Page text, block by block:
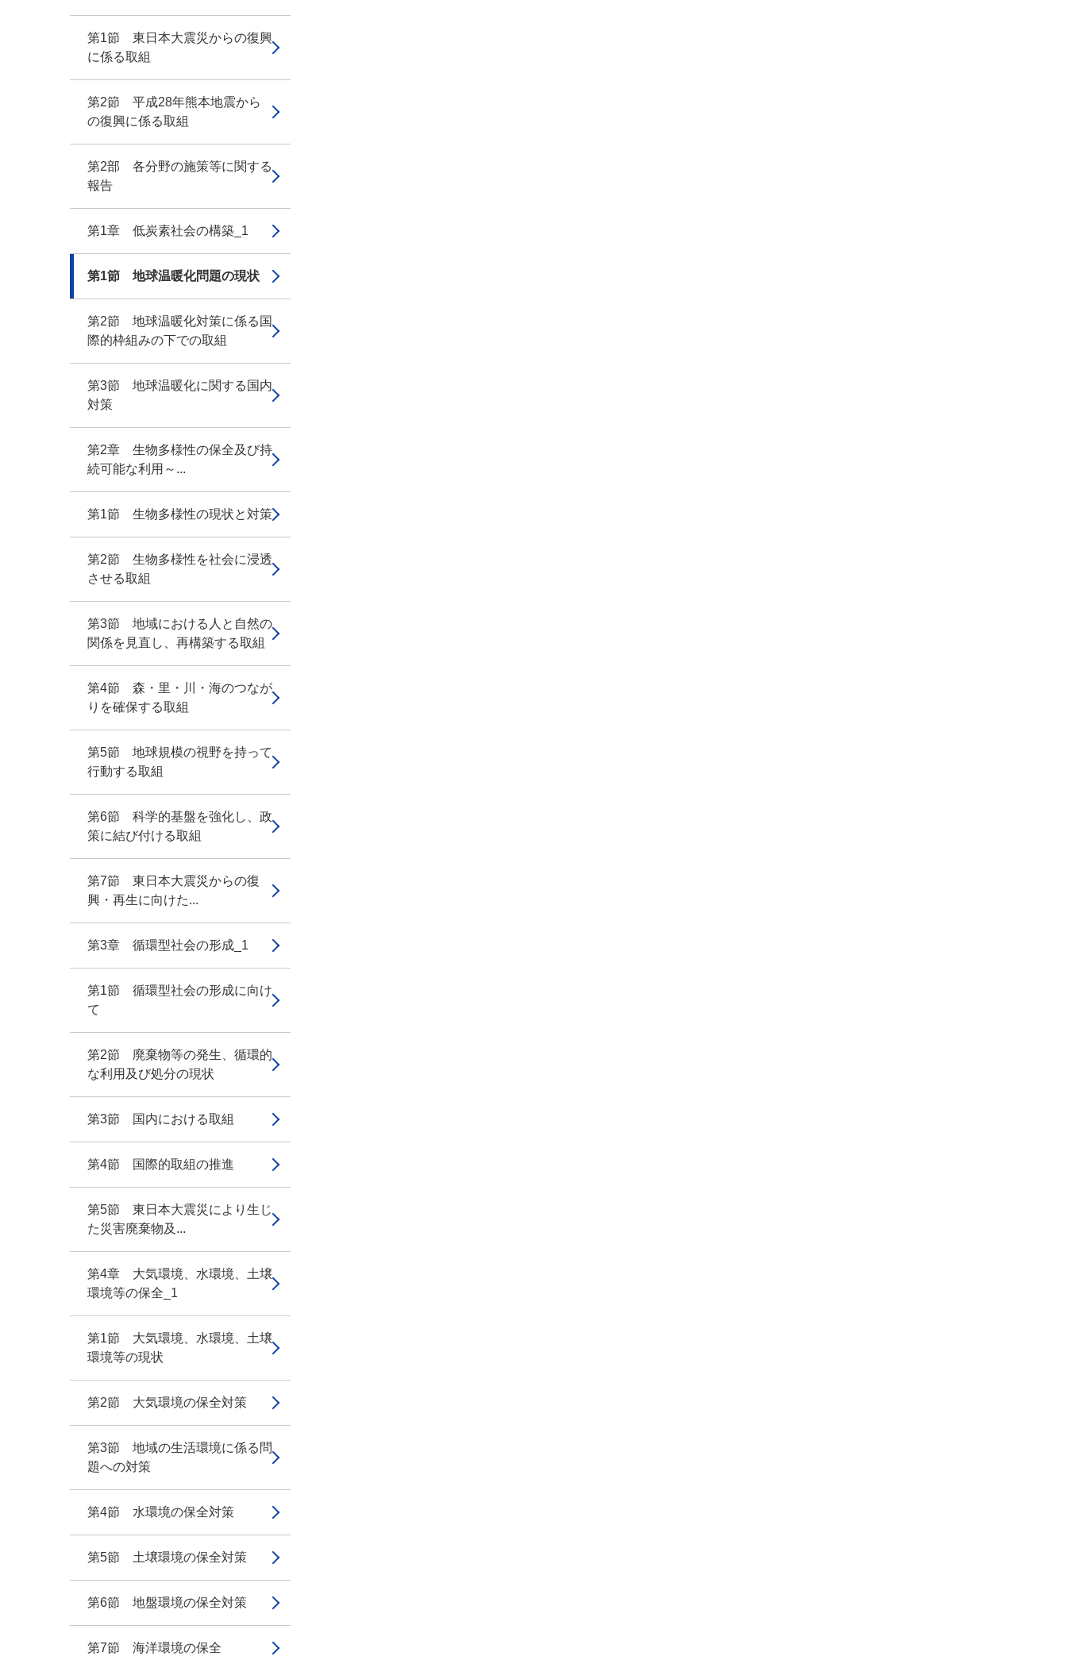
第1節 東日本大震災からの復興
に係る取組
第2節 平成28年熊本地震から
の復興に係る取組
第2部 各分野の施策等に関する
報告
第1章 低炭素社会の構築_1
第1節 地球温暖化問題の現状
第2節 地球温暖化対策に係る国
際的枠組みの下での取組
第3節 地球温暖化に関する国内
対策
第2章 生物多様性の保全及び持
続可能な利用～...
第1節 生物多様性の現状と対策
第2節 生物多様性を社会に浸透
させる取組
第3節 地域における人と自然の
関係を見直し、再構築する取組
第4節 森・里・川・海のつなが
りを確保する取組
第5節 地球規模の視野を持って
行動する取組
第6節 科学的基盤を強化し、政
策に結び付ける取組
第7節 東日本大震災からの復
興・再生に向けた...
第3章 循環型社会の形成_1
第1節 循環型社会の形成に向け
て
第2節 廃棄物等の発生、循環的
な利用及び処分の現状
第3節 国内における取組
第4節 国際的取組の推進
第5節 東日本大震災により生じ
た災害廃棄物及...
第4章 大気環境、水環境、土壌
環境等の保全_1
第1節 大気環境、水環境、土壌
環境等の現状
第2節 大気環境の保全対策
第3節 地域の生活環境に係る問
題への対策
第4節 水環境の保全対策
第5節 土壌環境の保全対策
第6節 地盤環境の保全対策
第7節 海洋環境の保全